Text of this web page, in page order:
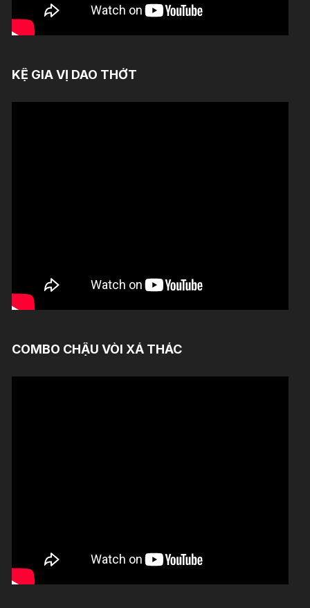
KỆ GIA VỊ DAO THỚT
COMBO CHẬU VÒI XẢ THÁC